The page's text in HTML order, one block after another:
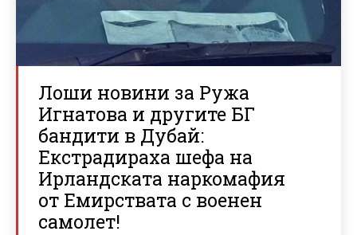
Лоши новини за Ружа
Игнатова и другите БГ
бандити в Дубай:
Екстрадираха шефа на
Ирландската наркомафия
от Емирствата с военен
самолет!